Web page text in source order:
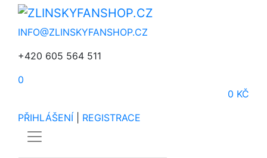
INFO@ZLINSKYFANSHOP.CZ
+420 605 564 511
0
0 KČ
PŘIHLÁŠENÍ
REGISTRACE